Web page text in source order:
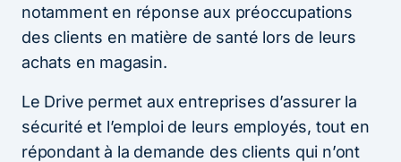
notamment en réponse aux préoccupations
des clients en matière de santé lors de leurs
achats en magasin.
Le Drive permet aux entreprises d’assurer la
sécurité et l’emploi de leurs employés, tout en
répondant à la demande des clients qui n’ont